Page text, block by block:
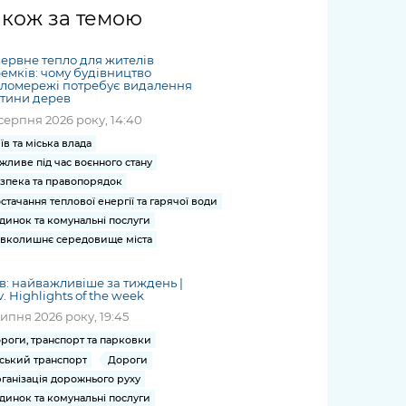
Безбар'єрність
Київська міська військова
адміністрація
Портал послуг
Міський застосунок Київ
Цифровий
Важливе під час
воєнного стану
міській військовій
адміністрації
«Ініціатива
«Партнерство
«Відкритий Уряд» –
місцевий рівень»
Важливе під час
воєнного стану
дій чи
про
на
дашборди
та
/
журналіст
ський
Submitting
a media
request
/ Contacts
за темою
тепло для жителів
чому будівництво
потребує видалення
дерев
2026 року, 14:40
та міська влада
під час воєнного стану
та правопорядок
теплової енергії та гарячої води
та комунальні послуги
середовище міста
найважливіше за тиждень |
Highlights of the week
2026 року, 19:45
транспорт та парковки
транспорт
Дороги
дорожнього руху
та комунальні послуги